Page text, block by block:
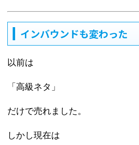
インバウンドも変わった
以前は
「高級ネタ」
だけで売れました。
しかし現在は